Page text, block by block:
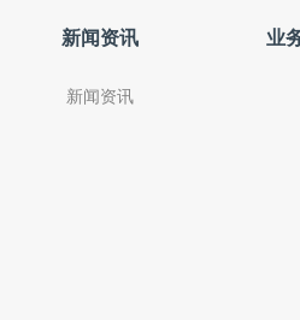
新闻资讯
新闻资讯
业